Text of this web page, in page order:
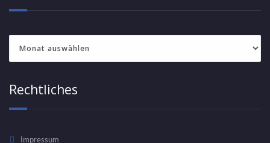
Rechtliches
Impressum